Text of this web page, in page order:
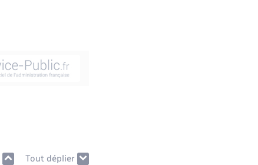
Tout déplier